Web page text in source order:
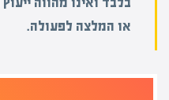
או המלצה לפעולה.